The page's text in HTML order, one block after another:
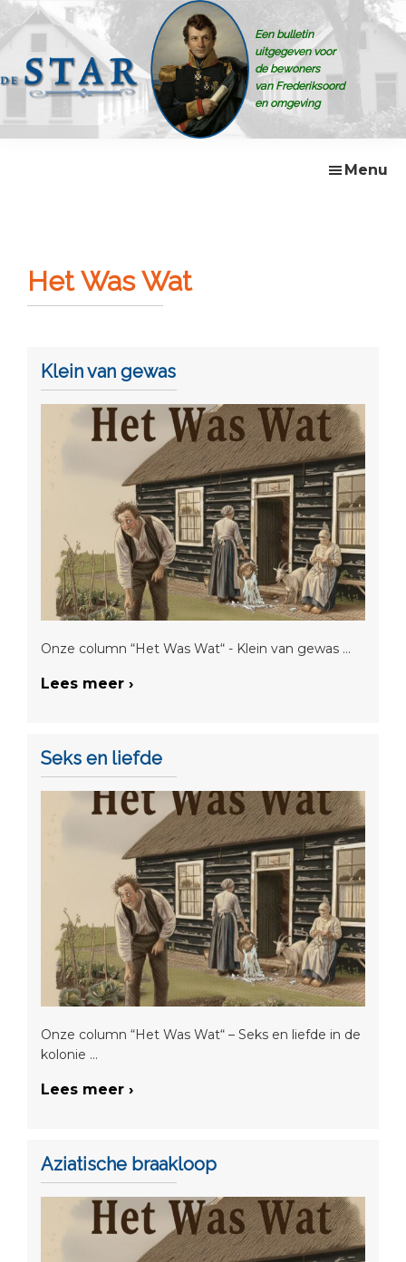
Skip
primary
navigation
Skip
main
content
Skip
footer
Een bulletin
uitgegeven voor
de bewoners
van Frederiksoord
en omgeving
Menu
Het Was Wat
Klein van gewas
Onze column “Het Was Wat“ - Klein van gewas ...
Lees meer ›
Seks en liefde
Onze column “Het Was Wat“ – Seks en liefde in de
kolonie ...
Lees meer ›
Aziatische braakloop